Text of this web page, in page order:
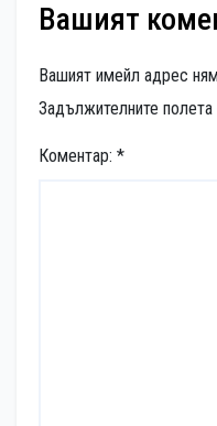
Вашият
Вашият имейл адрес
Задължителните полета
Коментар: *